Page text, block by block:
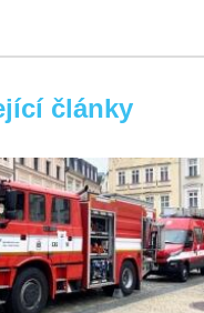
články